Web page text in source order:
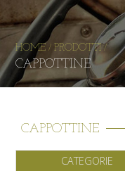
HOME /PRODOTTI /
CAPPOTTINE
CAPPOTTINE
CATEGORIE